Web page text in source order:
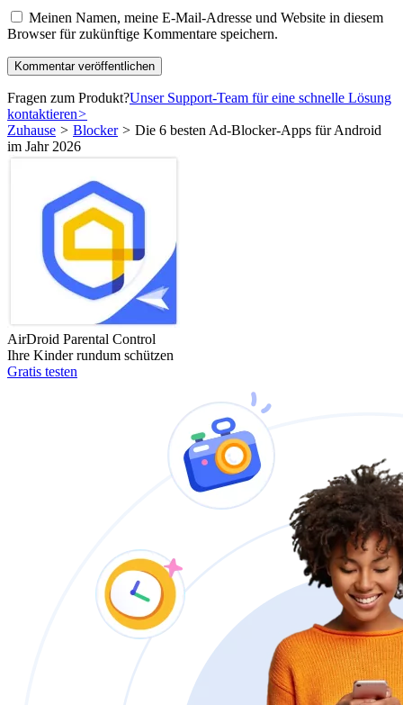
Meinen Namen, meine E-Mail-Adresse und Website in diesem
Browser für zukünftige Kommentare speichern.
Fragen zum Produkt?Unser Support-Team für eine schnelle Lösung
kontaktieren>
Zuhause > Blocker > Die 6 besten Ad-Blocker-Apps für Android
im Jahr 2026
AirDroid Parental Control
Ihre Kinder rundum schützen
Gratis testen